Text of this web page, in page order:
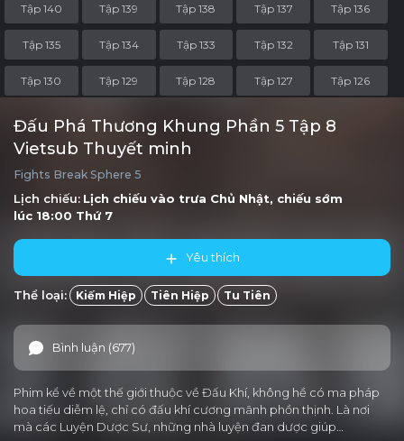
Tập 140 Tập 139 Tập 138 Tập 137 Tập 136
Tập 135 Tập 134 Tập 133 Tập 132 Tập 131
Tập 130 Tập 129 Tập 128 Tập 127 Tập 126
Tập 125 Tập 124 Tập 123 Tập 122
Tập 120 Tập 119 Tập 118
Tập 110 Tập 109
Tập 103
Tập 100-OVA2 Tập 100-OVA1 Tập 100 Tập 99
Tập 92 Tập 91 Tập 90 Tập 89 Tập 88
Tập 87 Tập 86 Tập 85 Tập 84 Tập 83
Đấu Phá Thương Khung Phần 5 Tập 8
Vietsub Thuyết minh
Fights Break Sphere 5
Lịch chiếu: Lịch chiếu vào trưa Chủ Nhật, chiếu sớm
lúc 18:00 Thứ 7
Yêu thích
Thể loại: Kiếm Hiệp Tiên Hiệp Tu Tiên
Bình luận (677)
Phim kể về một thế giới thuộc về Đấu Khí, không hề có ma pháp
hoa tiếu diễm lệ, chỉ có đấu khí cương mãnh phồn thịnh. Là nơi
mà các Luyện Dược Sư, những nhà luyện đan dược giúp…